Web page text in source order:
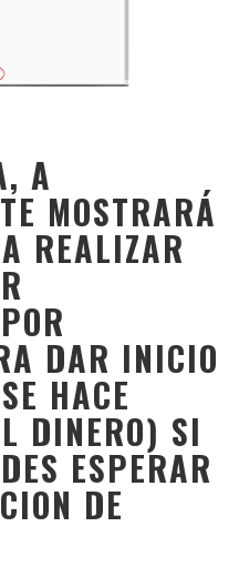
A
MOSTRARÁ
REALIZAR
DAR INICIO
HACE
DINERO) SI
ESPERAR
DE